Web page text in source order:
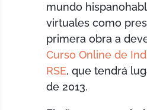
mundo
virtuales como
primera obra a
Curso Online de
RSE, que tendrá
de 2013.